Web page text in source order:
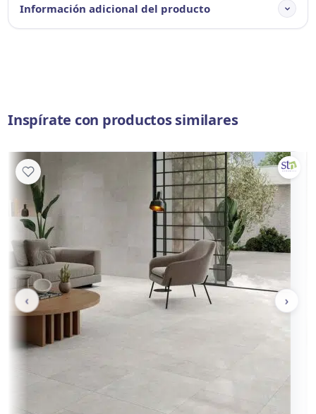
Información adicional del producto
Inspírate con productos similares
‹ ›